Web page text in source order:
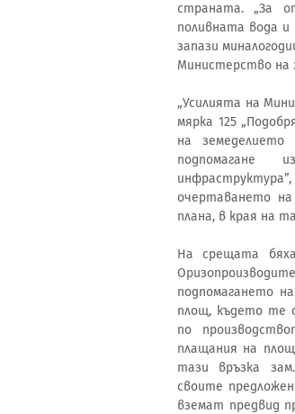
страната. „За
поливната вода
запази
Министерство на
„Усилията на
мярка 125
на
подпомагане
очертаването
плана, в края на
На срещата
подпомагането
площ, където те
по
плащания на
тази връзка
своите
вземат предвид